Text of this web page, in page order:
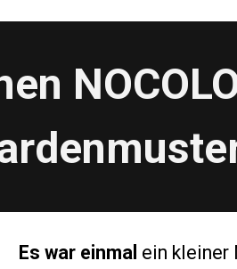
Es war einmal ein kleiner